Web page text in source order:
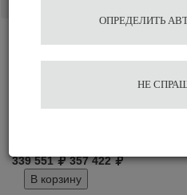
кофемолка
339 551
357 422
В корзину
ОПРЕДЕЛИТЬ
НЕ